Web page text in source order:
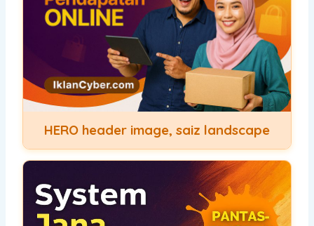
HERO header image, saiz landscape